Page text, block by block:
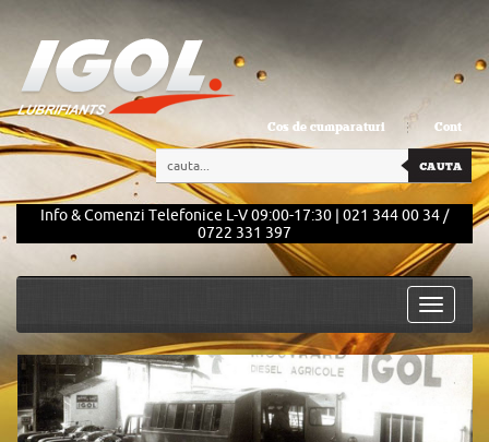
Cos de cumparaturi Cont
Info & Comenzi Telefonice L-V 09:00-17:30 | 021 344 00 34 /
0722 331 397
Toggle